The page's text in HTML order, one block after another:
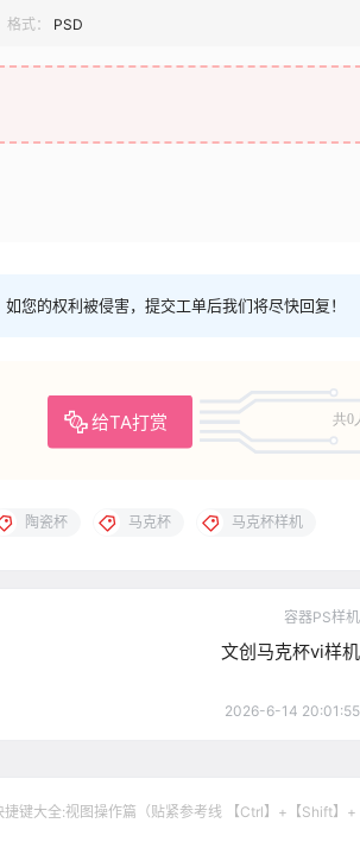
格式： PSD
您的权利被侵害，提交工单后我们将尽快回复！
给TA打赏 共0
陶瓷杯 马克杯 马克杯样机
容器PS样机
文创马克杯vi样机
2026-6-14 20:01:55
捷键大全:视图操作篇（贴紧参考线 【Ctrl】+【Shift】+